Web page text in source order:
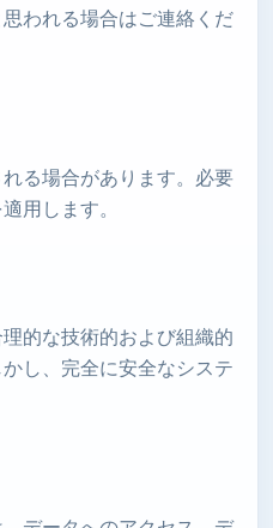
われる場合はご連絡くだ
る場合があります。必要
用します。
的な技術的および組織的
し、完全に安全なシステ